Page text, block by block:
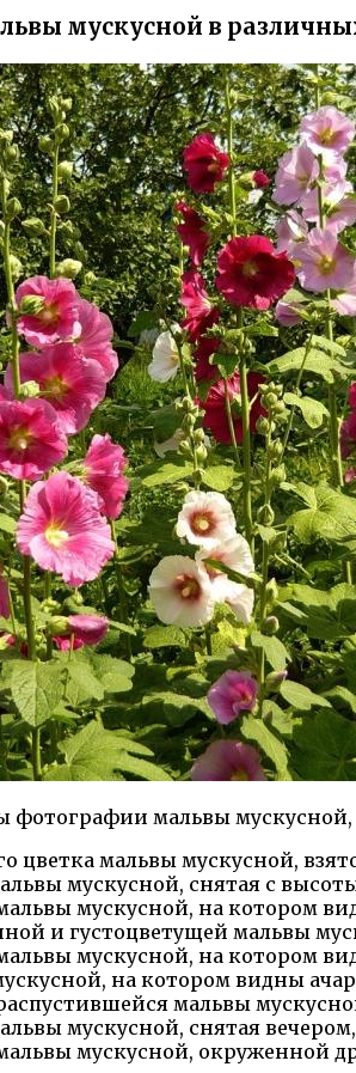
мускусной в
фотографии мальвы мускусной,
цветка мальвы мускусной,
мускусной, снятая с
мускусной, на котором
и густоцветущей мальвы
мускусной, на котором
на котором видны
мальвы
мускусной, снятая
мускусной, окруженной